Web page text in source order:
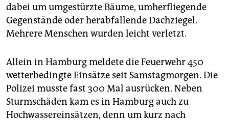
dabei um umgestürzte Bäume, umherfliegende
Gegenstände oder herabfallende Dachziegel.
Mehrere Menschen wurden leicht verletzt.
Allein in Hamburg meldete die Feuerwehr 450
wetterbedingte Einsätze seit Samstagmorgen. Die
Polizei musste fast 300 Mal ausrücken. Neben
Sturmschäden kam es in Hamburg auch zu
Hochwassereinsätzen, denn um kurz nach